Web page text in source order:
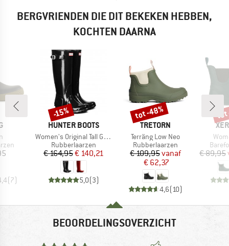
BERGVRIENDEN DIE DIT BEKEKEN HEBBEN,
KOCHTEN DAARNA
(7)
MERK
HUNTER BOOTS
Artikel
Women's Original Tall Gloss
Productgroep
Rubberlaarzen
Prijs
€ 164,95Verlaagde prijs
€ 140,21
5,0(3)
Korting
-15%
MERK
TRETORN
Artikel
Terräng Low Neo
Productgroep
Rubberlaarzen
Prijs
€ 109,95Verlaagde prijs
vanaf
€ 62,37
4,6(10)
Korting
tot -48%
€ 89,95
BEOORDELINGSOVERZICHT